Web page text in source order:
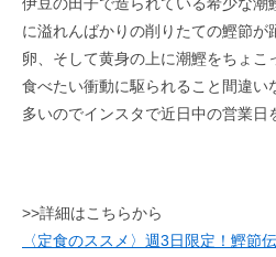
に溢れんばかりの削りたての鰹節が
卵、そして黄身の上に潮鰹をちょこ
食べたい衝動に駆られること間違い
多いのでインスタで近日中の営業日
>>詳細はこちらから
〈定食のススメ〉週3日限定！鰹節